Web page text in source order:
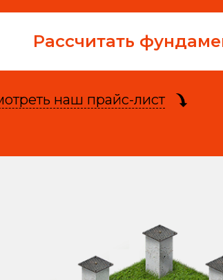
Рассчитать
наш прайс-лист